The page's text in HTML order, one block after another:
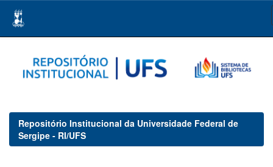
navigation
Repositório Institucional da Universidade Federal de
Sergipe - RI/UFS